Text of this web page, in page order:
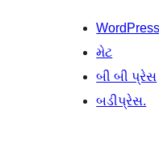
મેટ
બી બી પ્રેસ
બડીપ્રેસ.